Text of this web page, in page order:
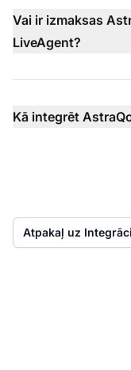
Vai ir izmaksas
LiveAgent?
Kā integrēt
Atpakaļ uz